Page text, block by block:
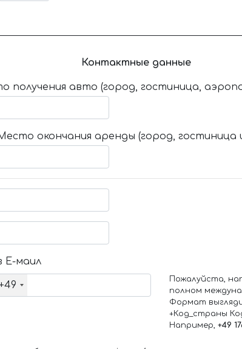
Контактные данные
получения авто (город, гостиница,
окончания аренды (город, гостиница
Е-маил
Пожалуйста,
полном
Формат
+Код_страны
Например, +49